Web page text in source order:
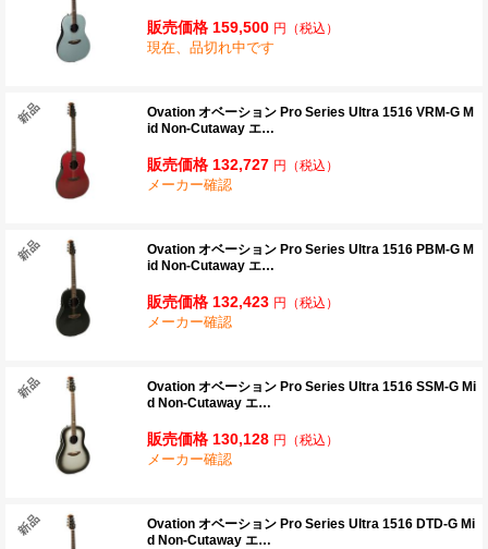
販売価格 159,500 円 （税込）
現在、品切れ中です
Ovation オベーション Pro Series Ultra 1516 VRM-G M
id Non-Cutaway エ…
販売価格 132,727 円 （税込）
メーカー確認
Ovation オベーション Pro Series Ultra 1516 PBM-G M
id Non-Cutaway エ…
販売価格 132,423 円 （税込）
メーカー確認
Ovation オベーション Pro Series Ultra 1516 SSM-G Mi
d Non-Cutaway エ…
販売価格 130,128 円 （税込）
メーカー確認
Ovation オベーション Pro Series Ultra 1516 DTD-G Mi
d Non-Cutaway エ…